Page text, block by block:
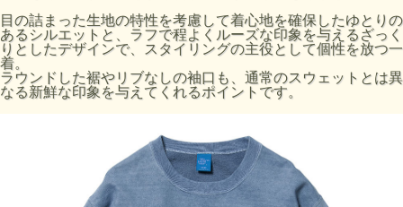
目の詰まった生地の特性を考慮して着心地を確保したゆとりの
あるシルエットと、ラフで程よくルーズな印象を与えるざっく
りとしたデザインで、スタイリングの主役として個性を放つ一
着。
ラウンドした裾やリブなしの袖口も、通常のスウェットとは異
なる新鮮な印象を与えてくれるポイントです。